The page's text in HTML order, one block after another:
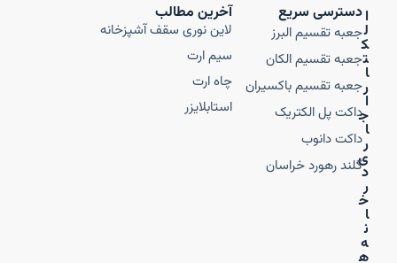
ا
ل
ک
ت
ا
ر
ا
ج
ا
ر
ی
د
ر
خ
ا
ن
ه‌
ه
دسترسی سریع
جعبه تقسیم البرز
جعبه تقسیم الکان
جعبه تقسیم باکسیران
داکت پل الکتریک
داکت دانوب
گلند رهورد خراسان
آخرین مطالب
لاین نوری سقف آشپزخانه
سیم ارت
چاه ارت
استابلایزر